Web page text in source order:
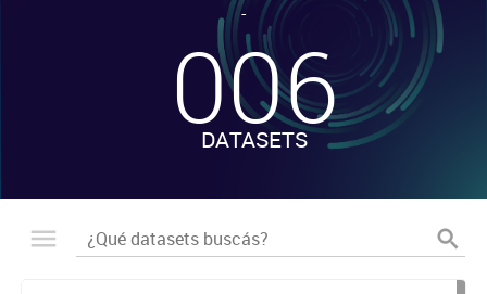
-
006
DATASETS